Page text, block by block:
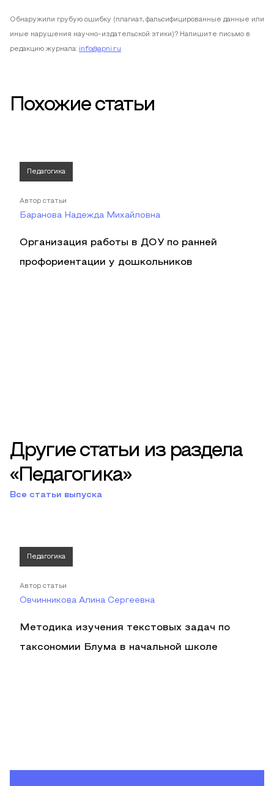
Обнаружили грубую ошибку (плагиат, фальсифицированные данные или
иные нарушения научно-издательской этики)? Напишите письмо в
редакцию журнала: info@apni.ru
Похожие статьи
Педагогика
Автор статьи
Баранова Надежда Михайловна
Организация работы в ДОУ по ранней
профориентации у дошкольников
Другие статьи из раздела
«Педагогика»
Все статьи выпуска
Педагогика
Автор статьи
Овчинникова Алина Сергеевна
Методика изучения текстовых задач по
таксономии Блума в начальной школе